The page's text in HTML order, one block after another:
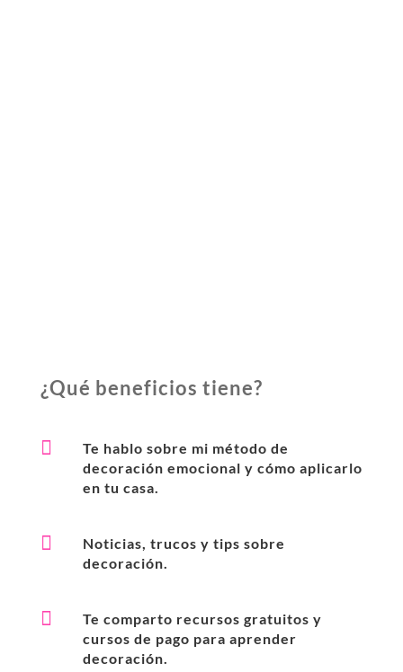
¿Qué beneficios tiene?

Te hablo sobre mi método de
decoración emocional y cómo aplicarlo
en tu casa.

Noticias, trucos y tips sobre
decoración.

Te comparto recursos gratuitos y
cursos de pago para aprender
decoración.